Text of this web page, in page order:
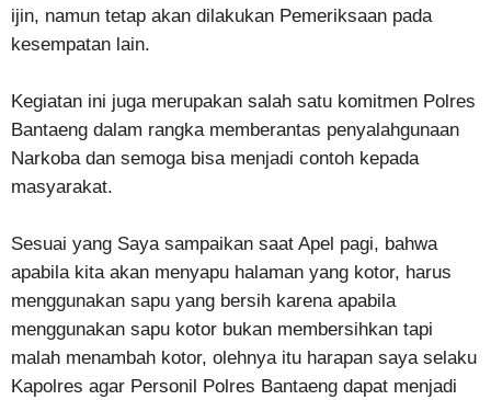
ijin, namun tetap akan dilakukan Pemeriksaan pada
kesempatan lain.
Kegiatan ini juga merupakan salah satu komitmen Polres
Bantaeng dalam rangka memberantas penyalahgunaan
Narkoba dan semoga bisa menjadi contoh kepada
masyarakat.
Sesuai yang Saya sampaikan saat Apel pagi, bahwa
apabila kita akan menyapu halaman yang kotor, harus
menggunakan sapu yang bersih karena apabila
menggunakan sapu kotor bukan membersihkan tapi
malah menambah kotor, olehnya itu harapan saya selaku
Kapolres agar Personil Polres Bantaeng dapat menjadi